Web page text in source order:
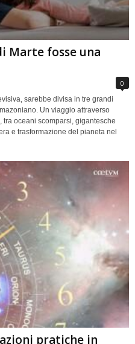
Marte fosse una
0
sarebbe divisa in tre grandi
Un viaggio attraverso
oceani scomparsi, gigantesche
e trasformazione del pianeta nel
pratiche in